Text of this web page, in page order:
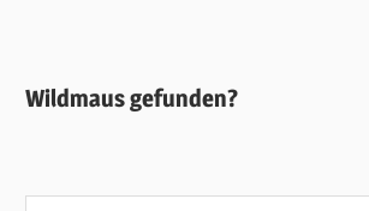
Wildmaus gefunden?